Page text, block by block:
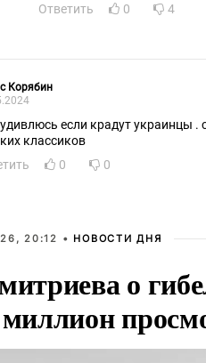
Ответить
0 4
Корябин
если крадут украинцы
русских классиков
0 0
20:12 • НОВОСТИ ДНЯ
о